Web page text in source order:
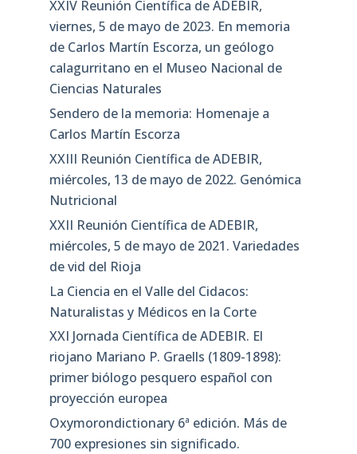
XXIV Reunión Científica de ADEBIR,
viernes, 5 de mayo de 2023. En memoria
de Carlos Martín Escorza, un geólogo
calagurritano en el Museo Nacional de
Ciencias Naturales
Sendero de la memoria: Homenaje a
Carlos Martín Escorza
XXIII Reunión Científica de ADEBIR,
miércoles, 13 de mayo de 2022. Genómica
Nutricional
XXII Reunión Científica de ADEBIR,
miércoles, 5 de mayo de 2021. Variedades
de vid del Rioja
La Ciencia en el Valle del Cidacos:
Naturalistas y Médicos en la Corte
XXI Jornada Científica de ADEBIR. El
riojano Mariano P. Graells (1809-1898):
primer biólogo pesquero español con
proyección europea
Oxymorondictionary 6ª edición. Más de
700 expresiones sin significado.